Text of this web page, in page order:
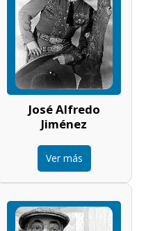
José Alfredo
Jiménez
Ver más